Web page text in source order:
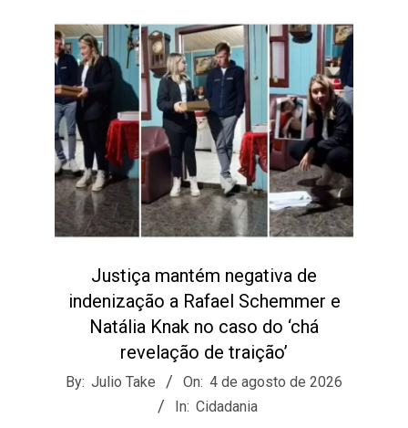
Justiça mantém negativa de
indenização a Rafael Schemmer e
Natália Knak no caso do ‘chá
revelação de traição’
2026-
By: Julio Take On: 4 de agosto de 2026
In: Cidadania